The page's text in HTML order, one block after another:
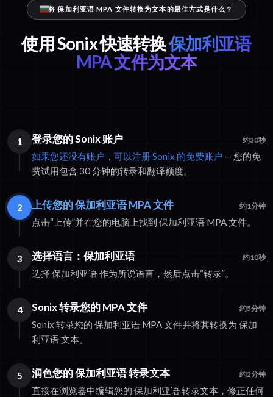
将 保加利亚语 MPA 文件转换为文本的最佳方式是什么？
使用 Sonix 快速转换保加利亚语
MPA 文件为文本
1 登录您的 Sonix 账户 约30秒
如果您还没有账户，可以注册 Sonix 的免费账户 — 您的免
费试用包含 30 分钟的转录和翻译额度。
2 上传您的 保加利亚语 MPA 文件 约1分钟
点击“上传”并在您的电脑上找到 保加利亚语 MPA 文件。
3 选择语言：保加利亚语 约10秒
选择 保加利亚语 作为所说语言，然后点击“转录”。
4 Sonix 转录您的 MPA 文件 约5分钟
Sonix 转录您的 保加利亚语 MPA 文件并将其转换为 保加
利亚语 文本。
5 润色您的 保加利亚语 转录文本 约2分钟
直接在浏览器中编辑您的 保加利亚语 转录文本，修正任何